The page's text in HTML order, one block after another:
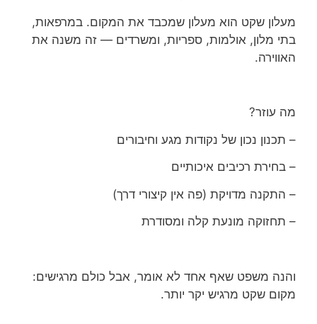
מעלון שקט הוא מעלון שמכבד את המקום. במרפאות,
בתי מלון, אולמות, ספריות, ומשרדים — זה משנה את
האווירה.
מה עוזר?
– תכנון נכון של נקודות מגע וחיבורים
– בחירת רכיבים איכותיים
– התקנה מדויקת (פה אין קיצורי דרך)
– תחזוקה מונעת קלה ומסודרת
והנה משפט שאף אחד לא אומר, אבל כולם מרגישים:
מקום שקט מרגיש יקר יותר.